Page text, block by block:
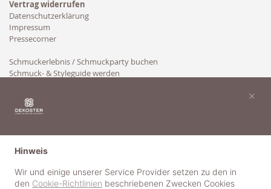
Vertrag widerrufen
Datenschutzerklärung
Impressum
Pressecorner
Schmuckerlebnis / Schmuckparty buchen
Schmuck- & Styleguide werden
Hinweis
Wir und einige unserer Service Provider setzen zu den in
den Cookie-Richtlinien beschriebenen Zwecken Cookies
×